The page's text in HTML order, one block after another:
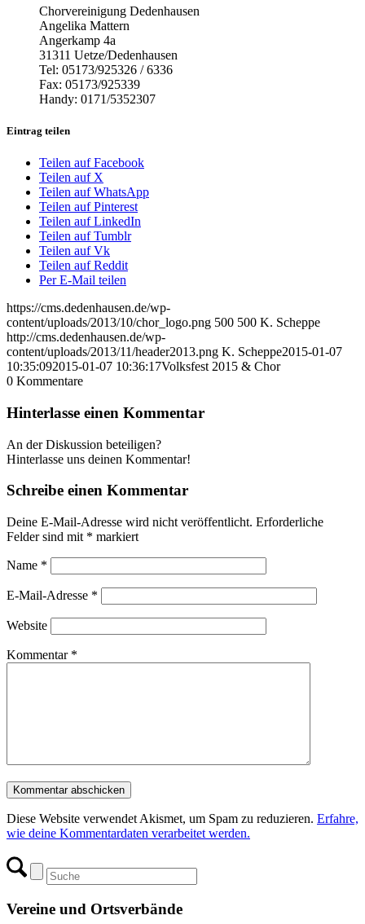
Chorvereinigung Dedenhausen
Angelika Mattern
Angerkamp 4a
31311 Uetze/Dedenhausen
Tel: 05173/925326 / 6336
Fax: 05173/925339
Handy: 0171/5352307
Eintrag teilen
Teilen auf Facebook
Teilen auf X
Teilen auf WhatsApp
Teilen auf Pinterest
Teilen auf LinkedIn
Teilen auf Tumblr
Teilen auf Vk
Teilen auf Reddit
Per E-Mail teilen
https://cms.dedenhausen.de/wp-
content/uploads/2013/10/chor_logo.png 500 500 K. Scheppe
http://cms.dedenhausen.de/wp-
content/uploads/2013/11/header2013.png K. Scheppe2015-01-07
10:35:092015-01-07 10:36:17Volksfest 2015 & Chor
0 Kommentare
Hinterlasse einen Kommentar
An der Diskussion beteiligen?
Hinterlasse uns deinen Kommentar!
Schreibe einen Kommentar
Deine E-Mail-Adresse wird nicht veröffentlicht. Erforderliche
Felder sind mit * markiert
Name *
E-Mail-Adresse *
Website
Kommentar *
Diese Website verwendet Akismet, um Spam zu reduzieren. Erfahre,
wie deine Kommentardaten verarbeitet werden.
Vereine und Ortsverbände